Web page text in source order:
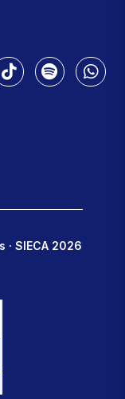
SIECA 2026